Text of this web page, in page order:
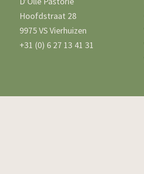
Hoofdstraat 28
9975 VS Vierhuizen
+31 (0) 6 27 13 41 31